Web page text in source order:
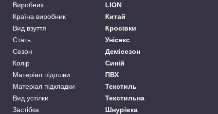
Виробник
LION
Країна виробник
Китай
Вид взуття
Кросівки
Стать
Унісекс
Сезон
Демісезон
Колір
Синій
Матеріал підошви
ПВХ
Матеріал підкладки
Текстиль
Вид устілки
Текстильна
Застібка
Шнурівка